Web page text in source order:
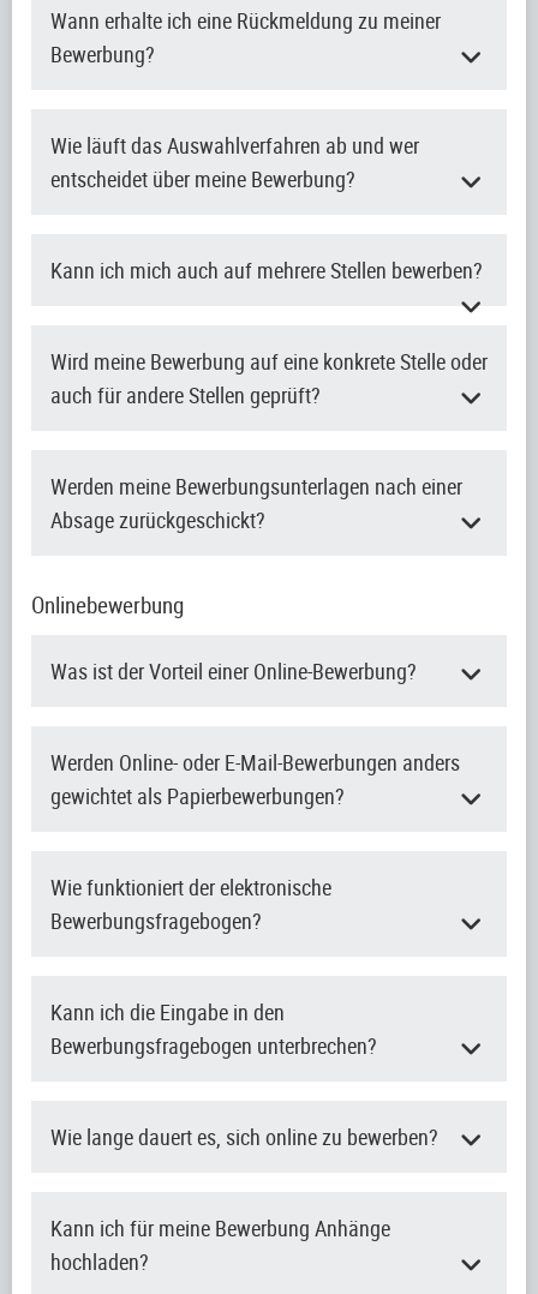
Wann erhalte ich eine Rückmeldung zu meiner
Bewerbung?
Wie läuft das Auswahlverfahren ab und wer
entscheidet über meine Bewerbung?
Kann ich mich auch auf mehrere Stellen bewerben?
Wird meine Bewerbung auf eine konkrete Stelle oder
auch für andere Stellen geprüft?
Werden meine Bewerbungsunterlagen nach einer
Absage zurückgeschickt?
Onlinebewerbung
Was ist der Vorteil einer Online-Bewerbung?
Werden Online- oder E-Mail-Bewerbungen anders
gewichtet als Papierbewerbungen?
Wie funktioniert der elektronische
Bewerbungsfragebogen?
Kann ich die Eingabe in den
Bewerbungsfragebogen unterbrechen?
Wie lange dauert es, sich online zu bewerben?
Kann ich für meine Bewerbung Anhänge
hochladen?